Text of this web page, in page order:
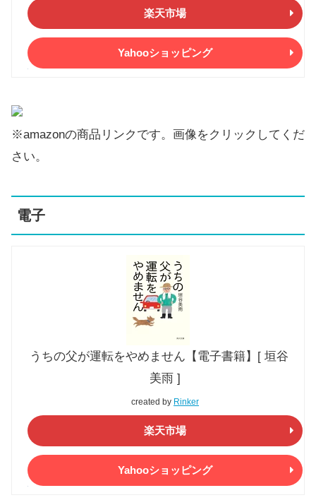
楽天市場
Yahooショッピング
※amazonの商品リンクです。画像をクリックしてくだ
さい。
電子
うちの父が運転をやめません【電子書籍】[ 垣谷
美雨 ]
created by Rinker
楽天市場
Yahooショッピング